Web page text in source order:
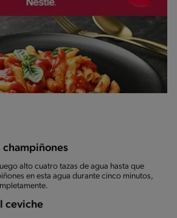
champiñones
alto cuatro tazas de agua hasta que
en esta agua durante cinco minutos,
ceviche